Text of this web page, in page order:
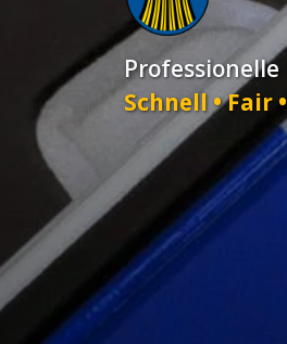
Schnell • Fair